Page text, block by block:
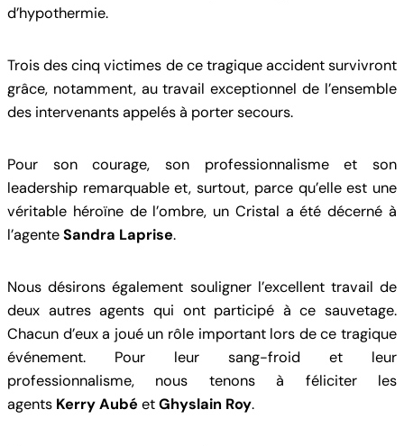
d’hypothermie.
Trois des cinq victimes de ce tragique accident survivront
grâce, notamment, au travail exceptionnel de l’ensemble
des intervenants appelés à porter secours.
Pour son courage, son professionnalisme et son
leadership remarquable et, surtout, parce qu’elle est une
véritable héroïne de l’ombre, un Cristal a été décerné à
l’agenteSandra Laprise.
Nous désirons également souligner l’excellent travail de
deux autres agents qui ont participé à ce sauvetage.
Chacun d’eux a joué un rôle important lors de ce tragique
événement. Pour leur sang-froid et leur
professionnalisme, nous tenons à féliciter les
agents Kerry Aubé etGhyslain Roy.